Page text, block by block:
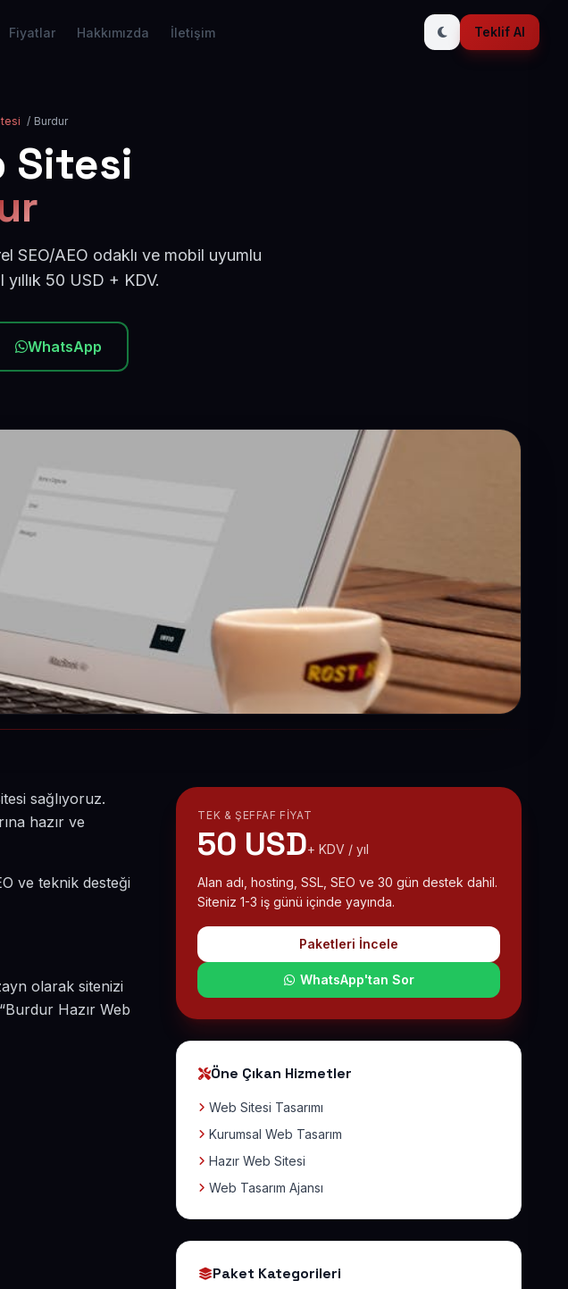
Fiyatlar Hakkımızda İletişim Teklif Al
/ Burdur
Sitesi
SEO/AEO odaklı ve mobil uyumlu
50 USD + KDV.
WhatsApp
sağlıyoruz.
hazır ve
ve teknik desteği
olarak sitenizi
Hazır Web
TEK & ŞEFFAF FIYAT
50 USD+ KDV / yıl
Alan adı, hosting, SSL, SEO ve 30 gün destek dahil.
Siteniz 1-3 iş günü içinde yayında.
Paketleri İncele
WhatsApp'tan Sor
Öne Çıkan Hizmetler
Web Sitesi Tasarımı
Kurumsal Web Tasarım
Hazır Web Sitesi
Web Tasarım Ajansı
Paket Kategorileri